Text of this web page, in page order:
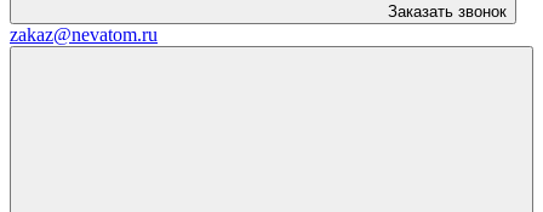
Заказать звонок
zakaz@nevatom.ru